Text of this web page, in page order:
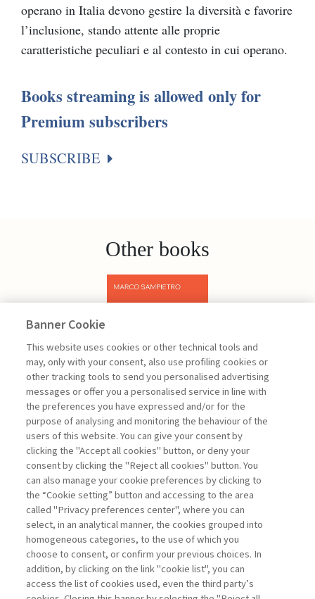
operano in Italia devono gestire la diversità e favorire
l’inclusione, stando attente alle proprie
caratteristiche peculiari e al contesto in cui operano.
Books streaming is allowed only for
Premium subscribers
SUBSCRIBE
Other books
Previous
Sampietro Marco
Project
Management -
III edizione
ARCHIVE
Banner Cookie
This website uses cookies or other technical tools and
may, only with your consent, also use profiling cookies or
other tracking tools to send you personalised advertising
messages or offer you a personalised service in line with
the preferences you have expressed and/or for the
purpose of analysing and monitoring the behaviour of the
users of this website. You can give your consent by
clicking the "Accept all cookies" button, or deny your
consent by clicking the "Reject all cookies" button. You
can also manage your cookie preferences by clicking to
the “Cookie setting” button and accessing to the area
called "Privacy preferences center", where you can
select, in an analytical manner, the cookies grouped into
homogeneous categories, to the use of which you
choose to consent, or confirm your previous choices. In
addition, by clicking on the link "cookie list", you can
access the list of cookies used, even the third party’s